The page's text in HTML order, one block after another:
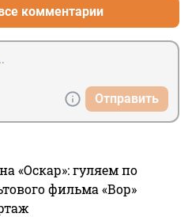
комментарии
Отправить
«Оскар»: гуляем по
фильма «Вор»